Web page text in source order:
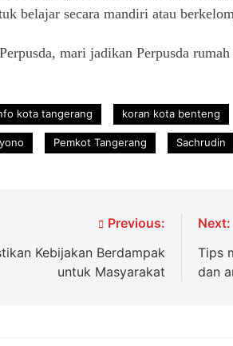
belajar secara mandiri atau
mari jadikan Perpusda
kota tangerang koran kota benteng
Pemkot Tangerang Sachrudin
Previous:
Kebijakan Berdampak
untuk Masyarakat
Next:
Tips
dan